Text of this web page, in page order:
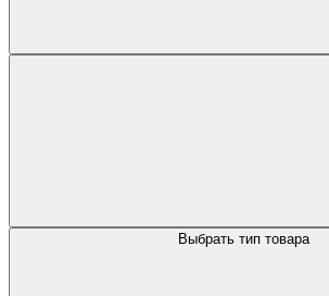
Выбрать тип товара